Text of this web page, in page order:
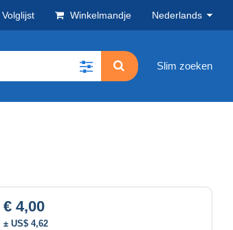
Volglijst Winkelmandje Nederlands
Slim zoeken
€ 4,00
± US$ 4,62